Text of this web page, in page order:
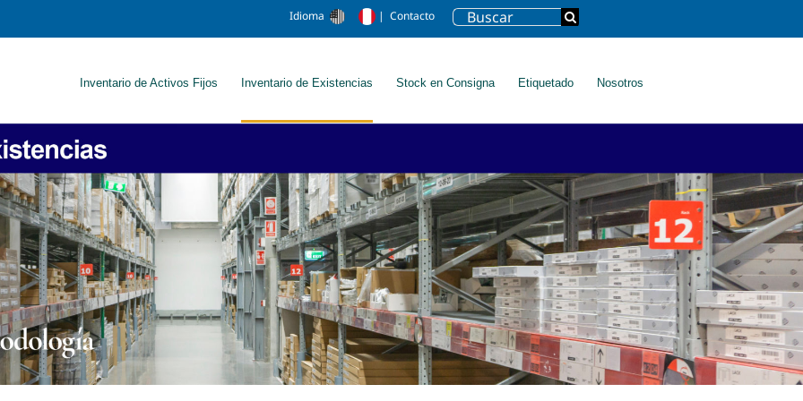
Idioma | Contacto
Search
for:
Inventario de Activos Fijos Inventario de Existencias Stock en Consigna Etiquetado Nosotros